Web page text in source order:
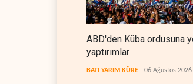
ABD'den Küba ordusuna
yaptırımlar
BATI YARIM KÜRE 06 Ağustos 2026